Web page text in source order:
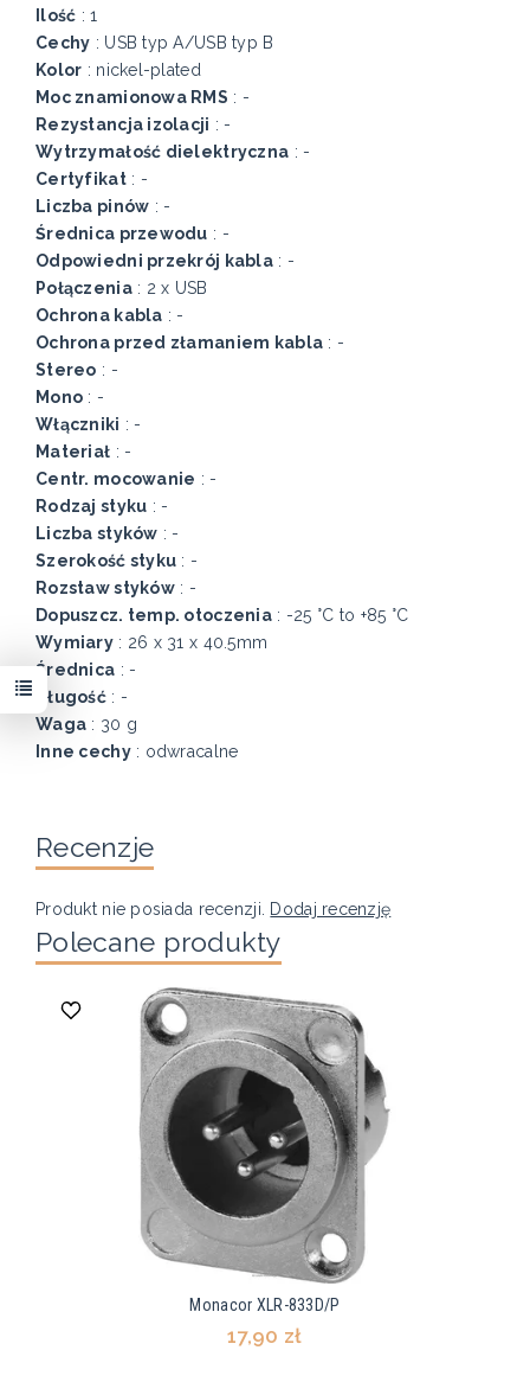
Ilość : 1
Cechy : USB typ A/USB typ B
Kolor : nickel-plated
Moc znamionowa RMS : -
Rezystancja izolacji : -
Wytrzymałość dielektryczna : -
Certyfikat: -
Liczba pinów : -
Średnica przewodu : -
Odpowiedni przekrój kabla : -
Połączenia: 2 x USB
Ochrona kabla : -
Ochrona przed złamaniem kabla : -
Stereo : -
Mono : -
Włączniki : -
Materiał : -
Centr. mocowanie : -
Rodzaj styku : -
Liczba styków : -
Szerokość styku : -
Rozstaw styków: -
Dopuszcz. temp. otoczenia : -25 °C to +85 °C
Wymiary: 26 x 31 x 40.5mm
Średnica : -
Długość: -
Waga : 30 g
Inne cechy: odwracalne
Recenzje
Produkt nie posiada recenzji. Dodaj recenzję
Polecane produkty
Monacor XLR-833D/P
17,90 zł